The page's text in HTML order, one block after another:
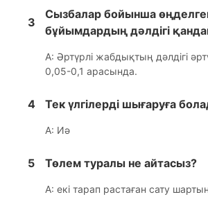
3
Сызбалар бойынша
бұйымдардың дәлдігі
A: Әртүрлі жабдықтың дәлдігі
0,05-0,1 арасында.
4 Тек үлгілерді шығаруға
A: Иә
5 Төлем туралы не айтасыз?
A: екі тарап растаған сату